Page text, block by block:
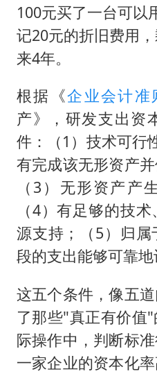
100元买了一台可以
记20元的折旧费用
来4年。
根据《企业会计准
产》，研发支出资
件：（1）技术可行
有完成该无形资产
（3）无形资产产
（4）有足够的技
源支持；（5）归
段的支出能够可靠地
这五个条件，像五
了那些"真正有价值
际操作中，判断标
一家企业的资本化